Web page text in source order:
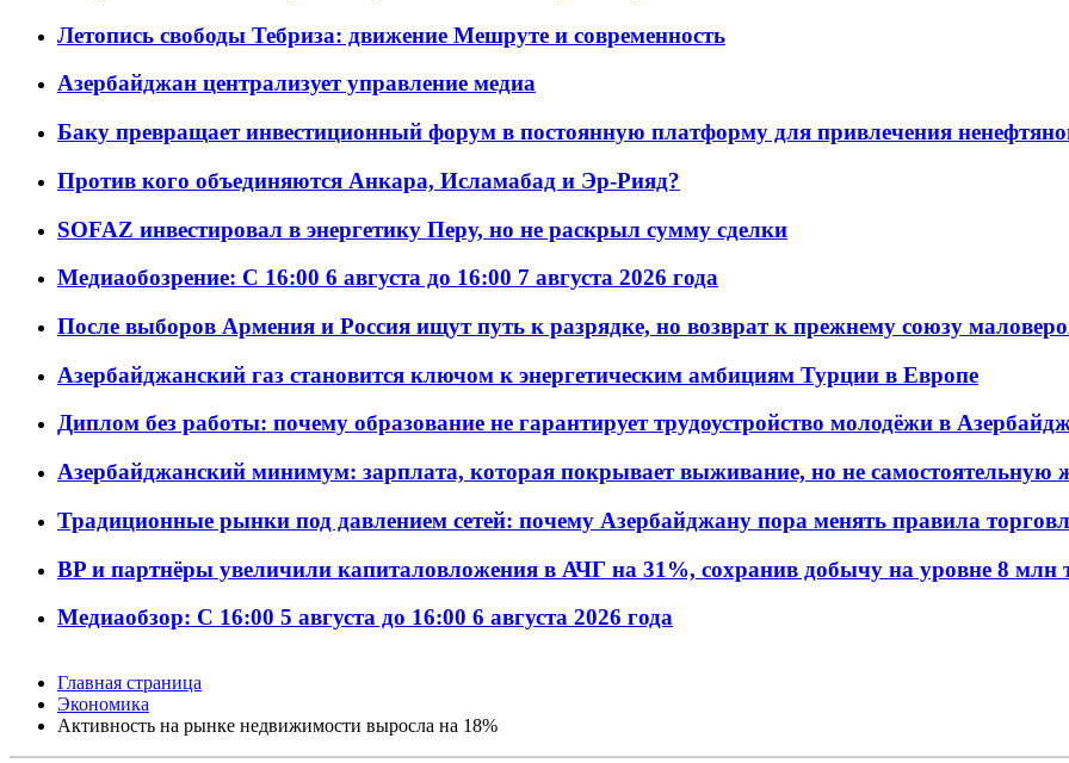
Летопись свободы Тебриза: движение Мешруте и современность
Азербайджан централизует управление медиа
Баку превращает инвестиционный форум в постоянную платформу для привлечения
Против кого объединяются Анкара, Исламабад и Эр-Рияд?
SOFAZ инвестировал в энергетику Перу, но не раскрыл сумму сделки
Медиаобозрение: С 16:00 6 августа до 16:00 7 августа 2026 года
После выборов Армения и Россия ищут путь к разрядке, но возврат к прежнему союзу
Азербайджанский газ становится ключом к энергетическим амбициям Турции в Европе
Диплом без работы: почему образование не гарантирует трудоустройство молодёжи в
Азербайджанский минимум: зарплата, которая покрывает выживание, но не самостоятельную
Традиционные рынки под давлением сетей: почему Азербайджану пора менять правила
BP и партнёры увеличили капиталовложения в АЧГ на 31%, сохранив добычу на уровне 8 млн
Медиаобзор: С 16:00 5 августа до 16:00 6 августа 2026 года
Главная страница
Экономика
Активность на рынке недвижимости выросла на 18%